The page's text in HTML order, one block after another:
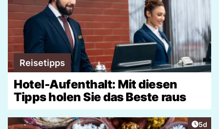
Reisetipps
Hotel-Aufenthalt: Mit diesen
Tipps holen Sie das Beste raus
5d